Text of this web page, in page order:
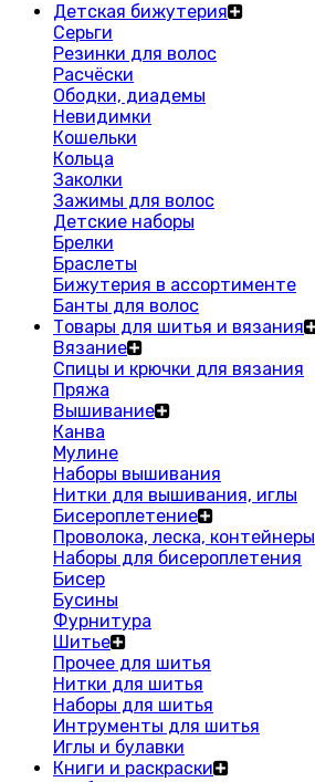
Детская бижутерия
Серьги
Резинки для волос
Расчёски
Ободки, диадемы
Невидимки
Кошельки
Кольца
Заколки
Зажимы для волос
Детские наборы
Брелки
Браслеты
Бижутерия в ассортименте
Банты для волос
Товары для шитья и вязания
Вязание
Спицы и крючки для вязания
Пряжа
Вышивание
Канва
Мулине
Наборы вышивания
Нитки для вышивания, иглы
Бисероплетение
Проволока, леска, контейнеры
Наборы для бисероплетения
Бисер
Бусины
Фурнитура
Шитье
Прочее для шитья
Нитки для шитья
Наборы для шитья
Интрументы для шитья
Иглы и булавки
Книги и раскраски